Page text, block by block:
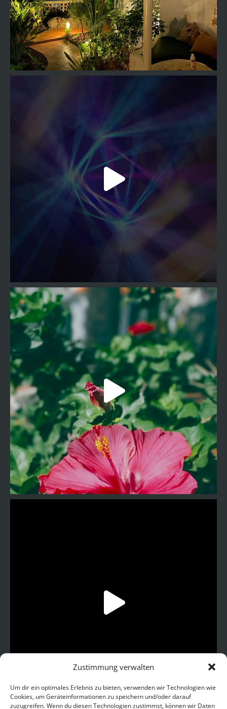
Zustimmung verwalten
Um dir ein optimales Erlebnis zu bieten, verwenden wir Technologien wie
Cookies, um Geräteinformationen zu speichern und/oder darauf
zuzugreifen. Wenn du diesen Technologien zustimmst, können wir Daten